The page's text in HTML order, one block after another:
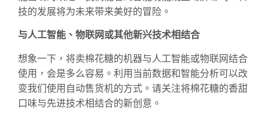
技的发展将为未来带来美好的冒险。
与人工智能、物联网或其他新兴技术相结合
想象一下，将卖棉花糖的机器与人工智能或物联网结合
使用，会是多么容易。利用当前数据和智能分析可以改
变我们使用自动售货机的方式。请关注将棉花糖的香甜
口味与先进技术相结合的新创意。